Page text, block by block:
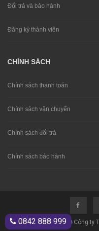
Đổi trả và bảo hành
Đăng ký thành viên
CHÍNH SÁCH
Chính sách thanh toán
Chính sách vận chuyển
Chính sách đổi trả
Chính sách bảo hành
© Bản quyền thuộc về Công ty
0842 888 999